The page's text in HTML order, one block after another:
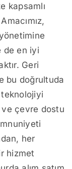
kapsamlı
de en iyi
Geri
bu doğrultuda
ve çevre dostu
her
hizmet